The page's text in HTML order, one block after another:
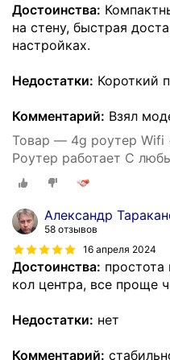
Достоинства:
на стену, быстрая
настройках.
Недостатки: Короткий
Комментарий: Взял
Товар — 4g роутер
Роутер работает С
россии, крыма, СНГ.
требует настроек!
Александр
58 отзывов
16 апреля 2024
Достоинства: простота
кол центра, все проще
Недостатки: нет
Комментарий: